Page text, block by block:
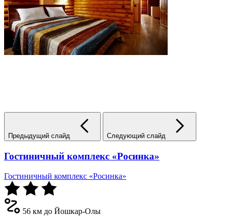
Предыдущий слайд Следующий слайд
Гостиничный комплекс «Росинка»
Гостиничный комплекс «Росинка»
56 км до Йошкар-Олы